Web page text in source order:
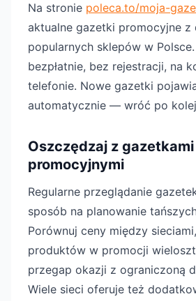
Na stronie poleca.to/moja-
aktualne gazetki promocyjne z
popularnych sklepów w
bezpłatnie, bez rejestracji, na
telefonie. Nowe gazetki
automatycznie — wróć po
Oszczędzaj z gazetkami
promocyjnymi
Regularne przeglądanie
sposób na planowanie
Porównuj ceny między
produktów w promocji
przegap okazji z ograniczoną
Wiele sieci oferuje też